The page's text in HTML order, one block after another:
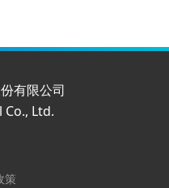
有限公司
Ltd.
策